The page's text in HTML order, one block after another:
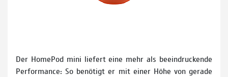
Der HomePod mini liefert eine mehr als beeindruckende
Performance: So benötigt er mit einer Höhe von gerade